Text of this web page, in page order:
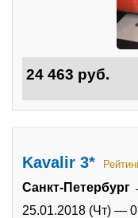
24 463 руб.
Kavalir 3*
Санкт-Петербург
25.01.2018 (Чт) —